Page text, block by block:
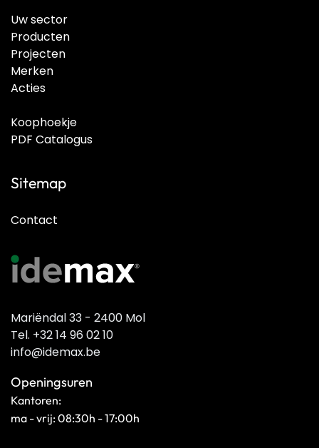
Uw sector
Producten
Projecten
Merken
Acties
Koophoekje
PDF Catalogus
Sitemap
Contact
Mariëndal 33 - 2400 Mol
Tel. +32 14 96 02 10
info@idemax.be
Openingsuren
Kantoren:
ma - vrij: 08:30h - 17:00h